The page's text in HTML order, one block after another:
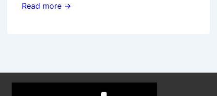
Jahrestarife
sind
Read more →